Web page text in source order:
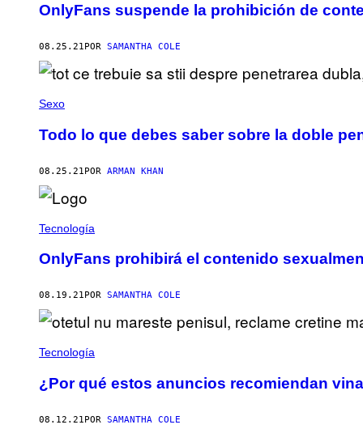
OnlyFans suspende la prohibición de
08.25.21 POR SAMANTHA COLE
Sexo
Todo lo que debes saber sobre la doble
08.25.21POR ARMAN KHAN
Tecnología
OnlyFans prohibirá el contenido
08.19.21 POR SAMANTHA COLE
Tecnología
¿Por qué estos anuncios recomiendan
08.12.21POR SAMANTHA COLE